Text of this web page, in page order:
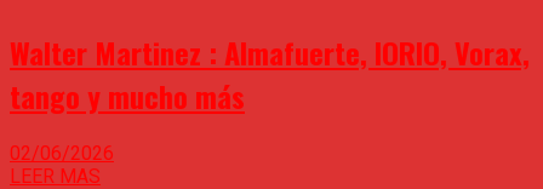
Walter Martinez : Almafuerte, IORIO, Vorax,
tango y mucho más
02/06/2026
LEER MAS